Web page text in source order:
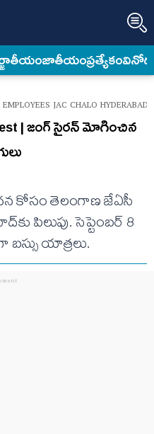
జాతీయంప్రత్యేకం
JAC CHALO
| జంగ్ సైరన్ మోగించిన
కోసం తెలంగాణ జేఏసీ
పిలుపు. సెప్టెంబర్ 8
బస్సు యాత్రలు.